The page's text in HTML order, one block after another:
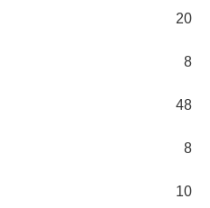
20
8
48
8
10